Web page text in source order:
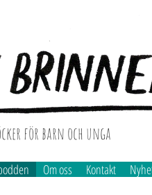
för barn och unga
Om oss Kontakt